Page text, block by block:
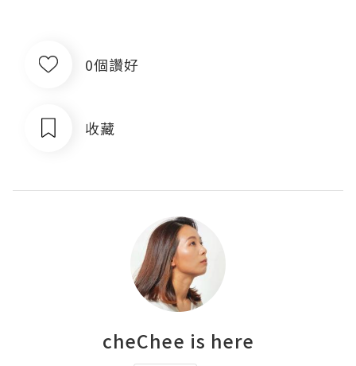
0個讚好
收藏
cheChee is here